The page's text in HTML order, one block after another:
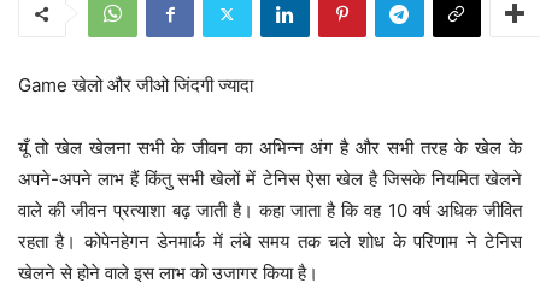
Game खेलो और जीओ जिंदगी ज्यादा
यूँ तो खेल खेलना सभी के जीवन का अभिन्न अंग है और सभी तरह के खेल के
अपने-अपने लाभ हैं किंतु सभी खेलों में टेनिस ऐसा खेल है जिसके नियमित खेलने
वाले की जीवन प्रत्याशा बढ़ जाती है। कहा जाता है कि वह 10 वर्ष अधिक जीवित
रहता है। कोपेनहेगन डेनमार्क में लंबे समय तक चले शोध के परिणाम ने टेनिस
खेलने से होने वाले इस लाभ को उजागर किया है।